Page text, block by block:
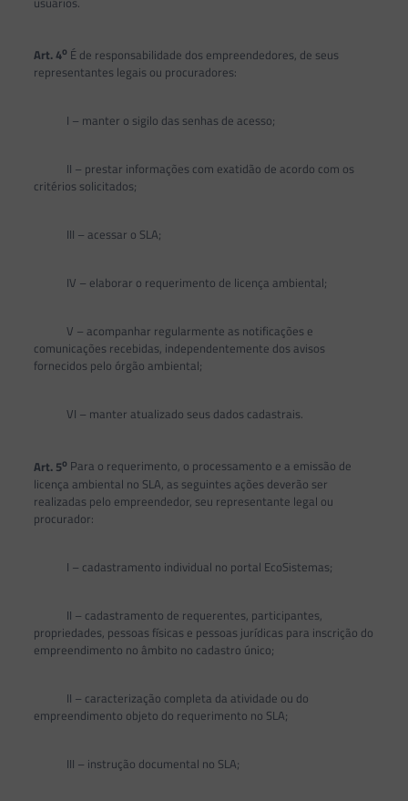
Art. 4o É de responsabilidade dos empreendedores, de seus
representantes legais ou procuradores:
I – manter o sigilo das senhas de acesso;
II – prestar informações com exatidão de acordo com os
critérios solicitados;
III – acessar o SLA;
IV – elaborar o requerimento de licença ambiental;
V – acompanhar regularmente as notificações e
comunicações recebidas, independentemente dos avisos
fornecidos pelo órgão ambiental;
VI – manter atualizado seus dados cadastrais.
Art. 5o Para o requerimento, o processamento e a emissão de
licença ambiental no SLA, as seguintes ações deverão ser
realizadas pelo empreendedor, seu representante legal ou
procurador:
I – cadastramento individual no portal EcoSistemas;
II – cadastramento de requerentes, participantes,
propriedades, pessoas físicas e pessoas jurídicas para inscrição do
empreendimento no âmbito no cadastro único;
II – caracterização completa da atividade ou do
empreendimento objeto do requerimento no SLA;
III – instrução documental no SLA;